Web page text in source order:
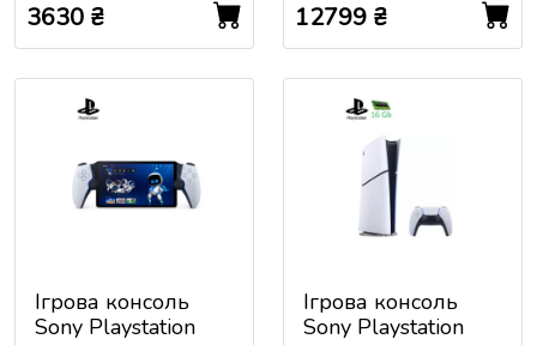
3630 ₴ 12799 ₴
Ігрова консоль
Sony Playstation
Ігрова консоль
Sony Playstation